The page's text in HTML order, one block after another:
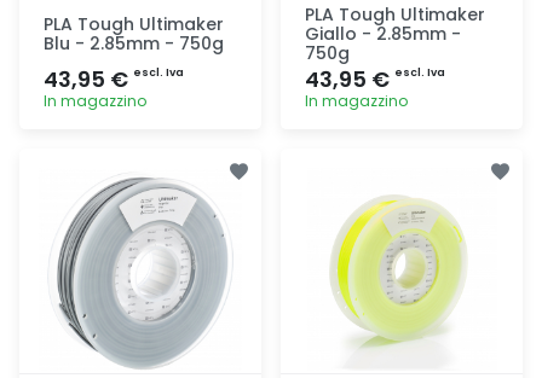
PLA Tough Ultimaker
Blu - 2.85mm - 750g
43,95 € escl. Iva
In magazzino
PLA Tough Ultimaker
Giallo - 2.85mm -
750g
43,95 € escl. Iva
In magazzino